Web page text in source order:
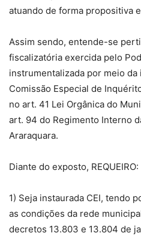
atuando de forma propositiva
Assim sendo, entende-se
fiscalizatória exercida pelo
instrumentalizada por meio da
Comissão Especial de
no art. 41 Lei Orgânica do
art. 94 do Regimento Interno
Araraquara.
Diante do exposto, REQUEIRO:
1) Seja instaurada CEI, tendo
as condições da rede
decretos 13.803 e 13.804 de